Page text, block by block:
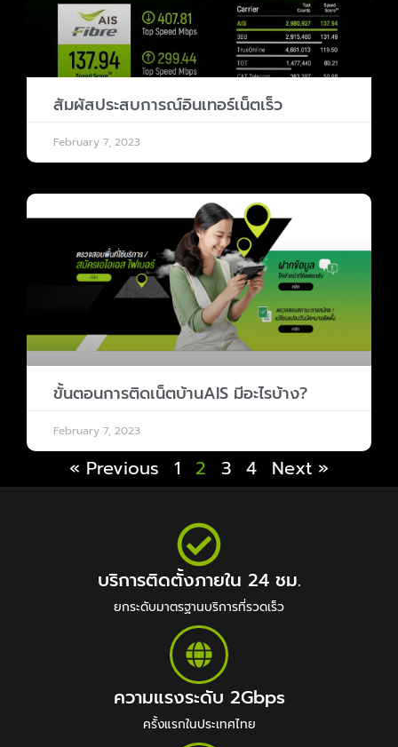
สัมผัสประสบการณ์อินเทอร์เน็ตเร็ว
February 7, 2023
ขั้นตอนการติดเน็ตบ้านAIS มีอะไรบ้าง?
February 7, 2023
« Previous 1 2 3 4 Next »
บริการติดตั้งภายใน 24 ชม.
ยกระดับมาตรฐานบริการที่รวดเร็ว
ความแรงระดับ 2Gbps
ครั้งแรกในประเทศไทย